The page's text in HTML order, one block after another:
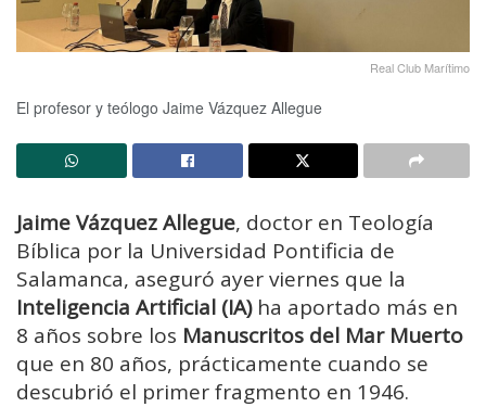
Real Club Marítimo
El profesor y teólogo Jaime Vázquez Allegue
Jaime Vázquez Allegue, doctor en Teología
Bíblica por la Universidad Pontificia de
Salamanca, aseguró ayer viernes que la
Inteligencia Artificial (IA)ha aportado más en
8 años sobre los Manuscritos del Mar Muerto
que en 80 años, prácticamente cuando se
descubrió el primer fragmento en 1946.